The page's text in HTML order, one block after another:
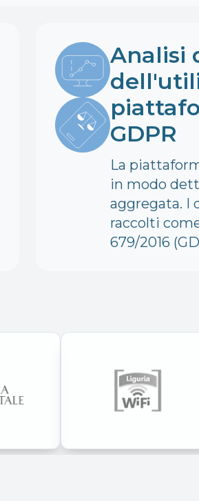
Analisi
GDPR
La
in modo
aggregata. I
raccolti
679/2016